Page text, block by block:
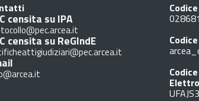
censita su IPA
censita su ReGIndE
UFAJS3